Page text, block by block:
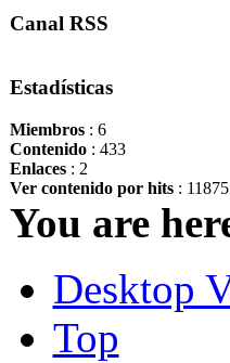
Canal RSS
Estadísticas
Miembros: 6
Contenido: 433
Enlaces: 2
Ver contenido por hits:
You are
Desktop
Top